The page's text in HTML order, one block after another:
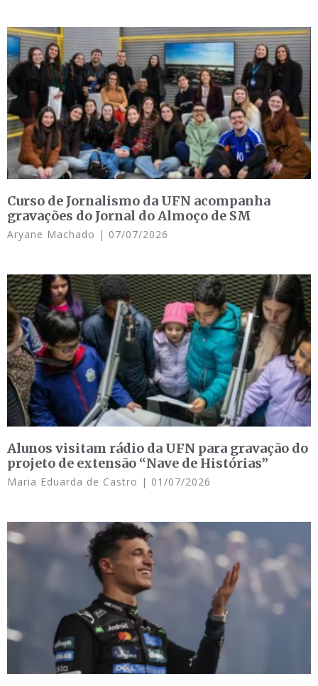
Curso de Jornalismo da UFN acompanha
gravações do Jornal do Almoço de SM
Aryane Machado 07/07/2026
Alunos visitam rádio da UFN para gravação do
projeto de extensão “Nave de Histórias”
Maria Eduarda de Castro 01/07/2026